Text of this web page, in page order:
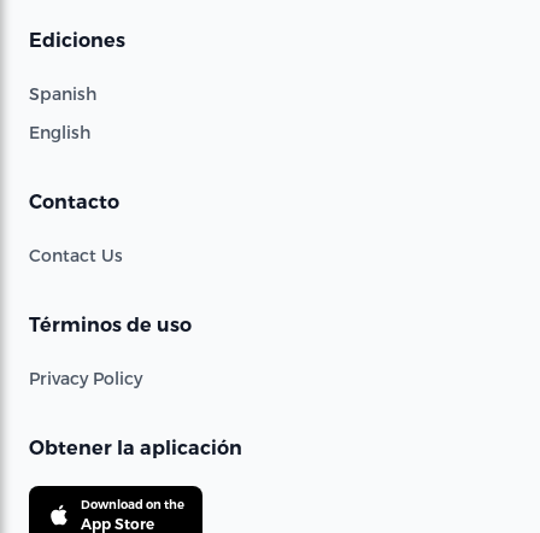
Ediciones
Spanish
English
Contacto
Contact Us
Términos de uso
Privacy Policy
Obtener la aplicación
Download on the
App Store